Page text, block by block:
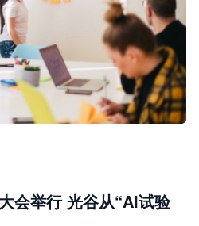
会举行 光谷从“AI试验